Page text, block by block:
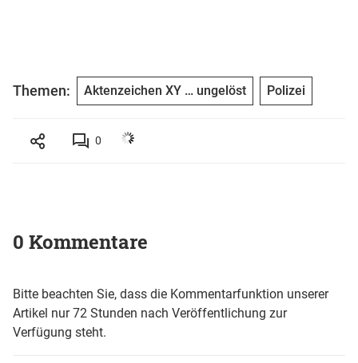
Themen: Aktenzeichen XY … ungelöst Polizei
0
0 Kommentare
Bitte beachten Sie, dass die Kommentarfunktion unserer
Artikel nur 72 Stunden nach Veröffentlichung zur
Verfügung steht.